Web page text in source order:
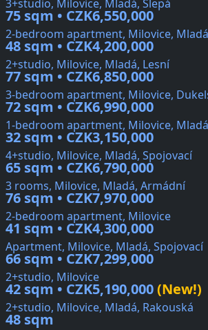
3+studio, Milovice, Mladá, Slepá
75 sqm • CZK6,550,000
2-bedroom apartment, Milovice,
48 sqm • CZK4,200,000
2+studio, Milovice, Mladá, Lesní
77 sqm • CZK6,850,000
3-bedroom apartment, Milovice,
72 sqm • CZK6,990,000
1-bedroom apartment, Milovice,
32 sqm • CZK3,150,000
4+studio, Milovice, Mladá, Spojovací
65 sqm • CZK6,790,000
3 rooms, Milovice, Mladá, Armádní
76 sqm • CZK7,970,000
2-bedroom apartment, Milovice
41 sqm • CZK4,300,000
Apartment, Milovice, Mladá, Spojovací
66 sqm • CZK7,299,000
2+studio, Milovice
42 sqm • CZK5,190,000(New!)
2+studio, Milovice, Mladá, Rakouská
48 sqm